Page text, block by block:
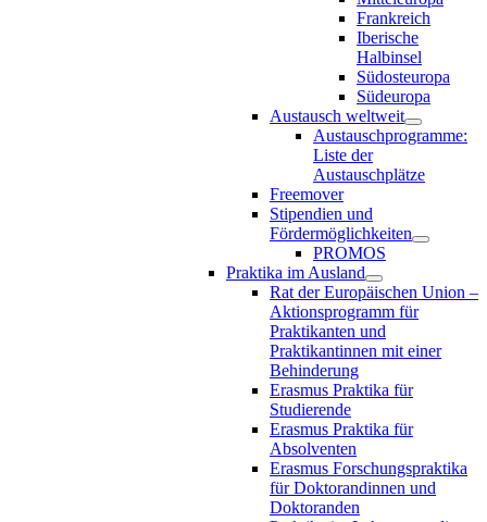
Frankreich
Iberische
Halbinsel
Südosteuropa
Südeuropa
Austausch weltweit
Austauschprogramme:
Liste der
Austauschplätze
Freemover
Stipendien und
Fördermöglichkeiten
PROMOS
Praktika im Ausland
Rat der Europäischen Union –
Aktionsprogramm für
Praktikanten und
Praktikantinnen mit einer
Behinderung
Erasmus Praktika für
Studierende
Erasmus Praktika für
Absolventen
Erasmus Forschungspraktika
für Doktorandinnen und
Doktoranden